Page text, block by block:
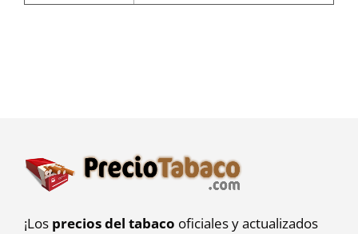
¡Los precios del tabaco oficiales y actualizados